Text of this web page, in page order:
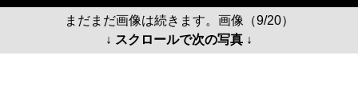
まだまだ画像は続きます。画像（9/20）
↓ スクロールで次の写真 ↓